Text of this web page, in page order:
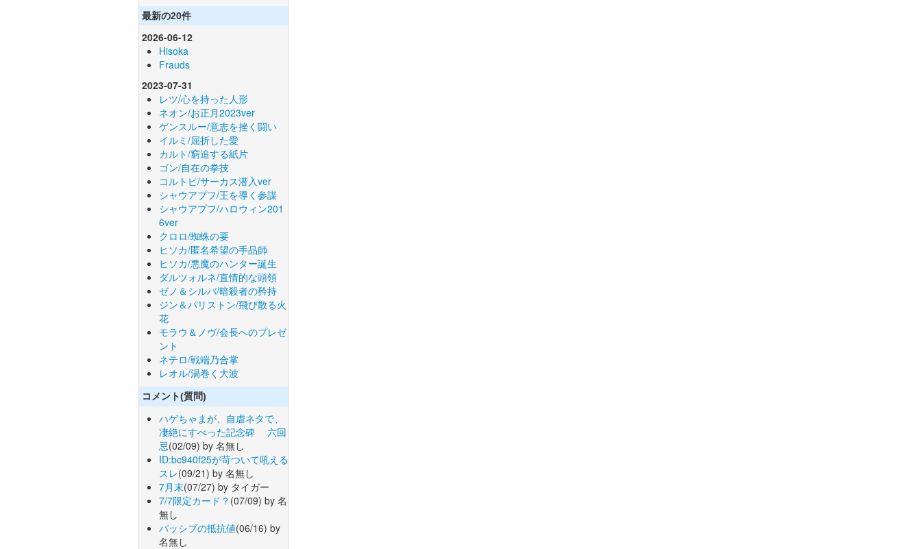
最新の20件
2026-06-12
Hisoka
Frauds
2023-07-31
レツ/心を持った人形
ネオン/お正月2023ver
ゲンスルー/意志を挫く闘い
イルミ/屈折した愛
カルト/窮追する紙片
ゴン/自在の拳技
コルトピ/サーカス潜入ver
シャウアプフ/王を導く参謀
シャウアプフ/ハロウィン201
6ver
クロロ/蜘蛛の要
ヒソカ/匿名希望の手品師
ヒソカ/悪魔のハンター誕生
ダルツォルネ/直情的な頭領
ゼノ＆シルバ/暗殺者の矜持
ジン＆パリストン/飛び散る火
花
モラウ＆ノヴ/会長へのプレゼ
ント
ネテロ/戦端乃合掌
レオル/渦巻く大波
コメント(質問)
ハゲちゃまが、自虐ネタで、
凄絶にすべった記念碑 六回
忌(02/09) by 名無し
ID:bc940f25が苛ついて吼える
スレ(09/21) by 名無し
7月末(07/27) by タイガー
7/7限定カード？ (07/09) by 名
無し
パッシブの抵抗値(06/16) by
名無し